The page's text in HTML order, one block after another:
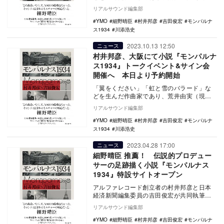
松任谷由実）やYMOを輩出したアルファレ
コードの設立…
リアルサウンド編集部
YMO
細野晴臣 村井邦彦 吉田俊宏
モンパルナ
ス1934
川添浩史
ニュース 2023.10.13 12:50
村井邦彦、大阪にて小説『モンパルナ
ス1934』トークイベント&サイン会
開催へ 本日より予約開始
「翼をください」「虹と雪のバラード」な
どを生んだ作曲家であり、荒井由実（現・
松任谷由実）やYMOを輩出したアルファレ
コードの設立…
リアルサウンド編集部
YMO
細野晴臣 村井邦彦 吉田俊宏
モンパルナ
ス1934
川添浩史
ニュース 2023.04.28 17:00
細野晴臣 推薦！ 伝説的プロデュー
サーの足跡描く小説『モンパルナス
1934』特設サイトオープン
アルファレコード創立者の村井邦彦と日本
経済新聞編集委員の吉田俊宏が共同執筆し
た小説『モンパルナス1934』（4月30日発
売／株式…
リアルサウンド編集部
YMO
細野晴臣 村井邦彦 吉田俊宏
モンパルナ